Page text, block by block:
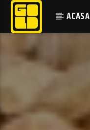
ACASA